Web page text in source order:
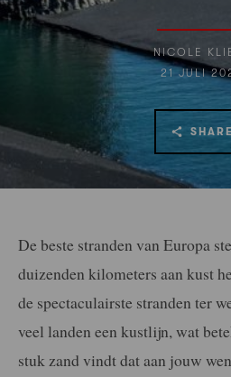
NICOLE
21 JULI
SHARE
De beste stranden van Europa
duizenden kilometers aan kust
de spectaculairste stranden ter
veel landen een kustlijn, wat
stuk zand vindt dat aan jouw